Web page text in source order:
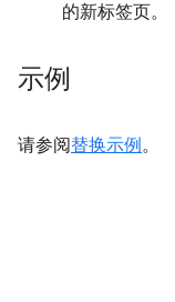
的新标签页。
示例
请参阅替换示例。